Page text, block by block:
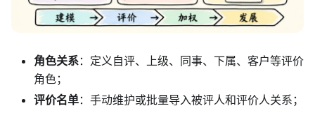
角色关系：定义自评、上级、同事、下属、客户等评价
角色；
评价名单：手动维护或批量导入被评人和评价人关系；